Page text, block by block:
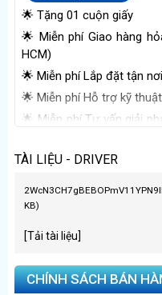
🌟 Tặng 01 cuộn giấy
🌟 Miễn phí Giao hàng
HCM)
🌟 Miễn phí Lắp đặt tận
🌟 Miễn phí Hỗ trợ kỹ
🌟 Miễn phí Tư vấn giải
TÀI LIỆU - DRIVER
KB)
[Tải tài liệu]
CHÍNH SÁCH BÁN